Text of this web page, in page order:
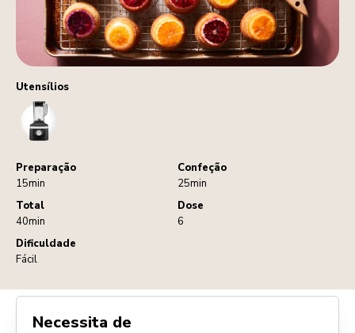
Utensílios
Blender
Preparação
15min
Confeção
25min
Total
40min
Dose
6
Dificuldade
Fácil
Necessita de